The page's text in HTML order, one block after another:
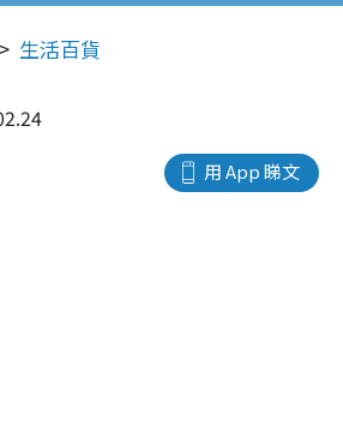
生活百貨
用 App 睇文